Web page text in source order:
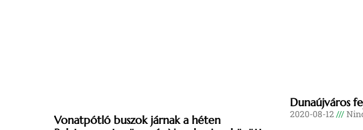
Vonatpótló buszok járnak a héten
Dunaújváros
2020-08-12